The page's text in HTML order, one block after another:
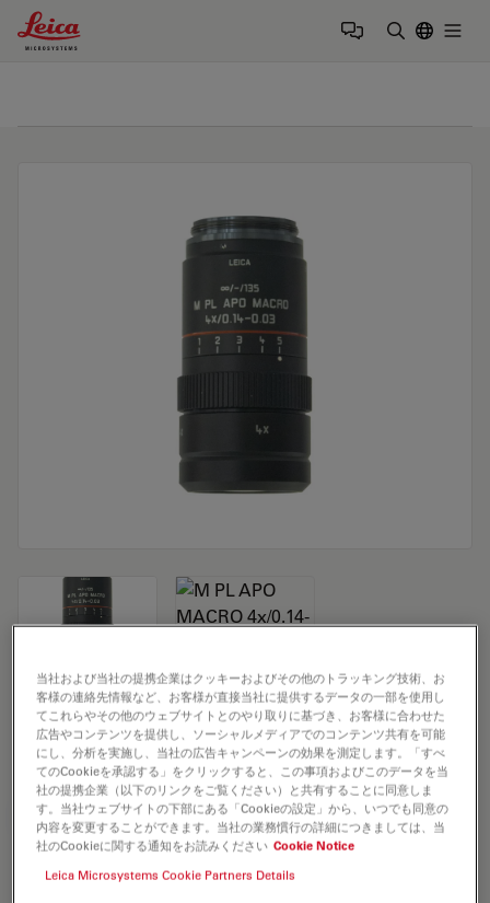
Leica Microsystems Logo
Microscope Objective M PL APO MACRO
4x/0.14-0.03
見積依頼
当社および当社の提携企業はクッキーおよびその他のトラッキング技術、お
客様の連絡先情報など、お客様が直接当社に提供するデータの一部を使用し
てこれらやその他のウェブサイトとのやり取りに基づき、お客様に合わせた
広告やコンテンツを提供し、ソーシャルメディアでのコンテンツ共有を可能
にし、分析を実施し、当社の広告キャンペーンの効果を測定します。「すべ
てのCookieを承認する」をクリックすると、この事項およびこのデータを当
社の提携企業（以下のリンクをご覧ください）と共有することに同意しま
す。当社ウェブサイトの下部にある「Cookieの設定」から、いつでも同意の
内容を変更することができます。当社の業務慣行の詳細につきましては、当
社のCookieに関する通知をお読みください Cookie Notice
Leica Microsystems Cookie Partners Details